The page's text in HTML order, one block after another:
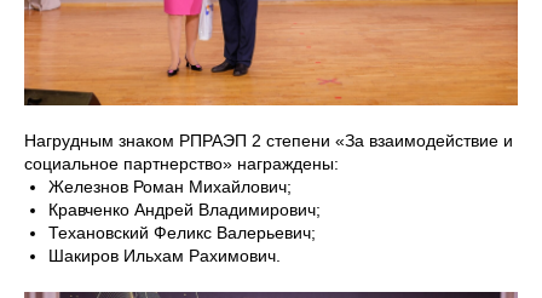
Нагрудным знаком РПРАЭП 2 степени «За взаимодействие и
социальное партнерство» награждены:
Железнов Роман Михайлович;
Кравченко Андрей Владимирович;
Техановский Феликс Валерьевич;
Шакиров Ильхам Рахимович.